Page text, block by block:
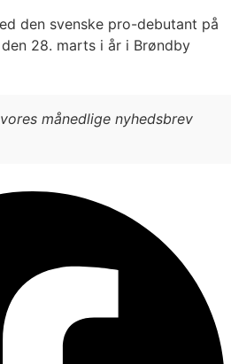
den svenske pro-debutant på
28. marts i år i Brøndby
månedlige nyhedsbrev